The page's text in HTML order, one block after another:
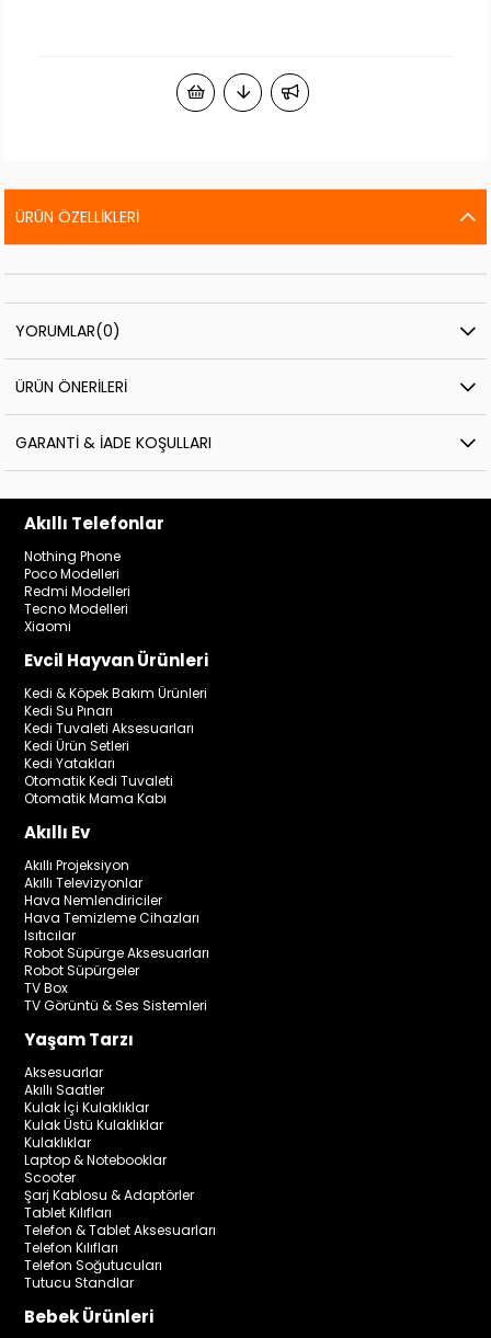
ÜRÜN ÖZELLIKLERI
YORUMLAR(0)
ÜRÜN ÖNERILERI
GARANTI & İADE KOŞULLARI
Akıllı Telefonlar
Nothing Phone
Poco Modelleri
Redmi Modelleri
Tecno Modelleri
Xiaomi
Evcil Hayvan Ürünleri
Kedi & Köpek Bakım Ürünleri
Kedi Su Pınarı
Kedi Tuvaleti Aksesuarları
Kedi Ürün Setleri
Kedi Yatakları
Otomatik Kedi Tuvaleti
Otomatik Mama Kabı
Akıllı Ev
Akıllı Projeksiyon
Akıllı Televizyonlar
Hava Nemlendiriciler
Hava Temizleme Cihazları
Isıtıcılar
Robot Süpürge Aksesuarları
Robot Süpürgeler
TV Box
TV Görüntü & Ses Sistemleri
Yaşam Tarzı
Aksesuarlar
Akıllı Saatler
Kulak İçi Kulaklıklar
Kulak Üstü Kulaklıklar
Kulaklıklar
Laptop & Notebooklar
Scooter
Şarj Kablosu & Adaptörler
Tablet Kılıfları
Telefon & Tablet Aksesuarları
Telefon Kılıfları
Telefon Soğutucuları
Tutucu Standlar
Bebek Ürünleri